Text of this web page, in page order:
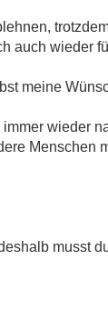
auch wieder
meine
wieder
Menschen
musst